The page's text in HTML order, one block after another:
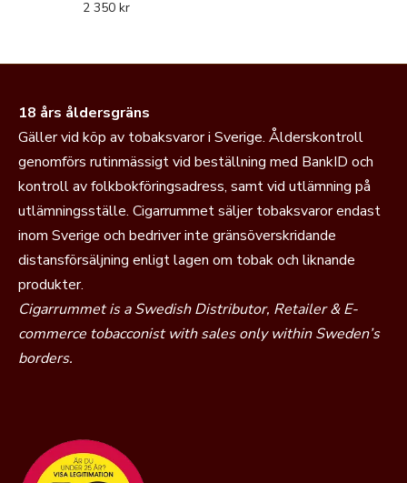
2 350 kr
18 års åldersgräns
Gäller vid köp av tobaksvaror i Sverige. Ålderskontroll
genomförs rutinmässigt vid beställning med BankID och
kontroll av folkbokföringsadress, samt vid utlämning på
utlämningsställe. Cigarrummet säljer tobaksvaror endast
inom Sverige och bedriver inte gränsöverskridande
distansförsäljning enligt lagen om tobak och liknande
produkter.
Cigarrummet is a Swedish Distributor, Retailer & E-
commerce tobacconist with sales only within Sweden’s
borders.